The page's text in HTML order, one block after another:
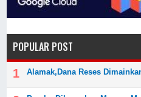
POPULAR POST
Alamak,Dana Reses